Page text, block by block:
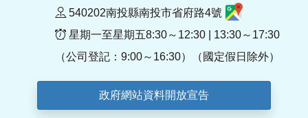
540202南投縣南投市省府路4號
星期一至星期五8:30～12:30 | 13:30～17:30
（公司登記：9:00～16:30）（國定假日除外）
政府網站資料開放宣告